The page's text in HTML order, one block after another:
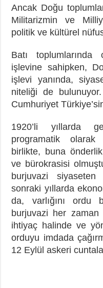
Ancak Doğu
Militarizmin ve
politik ve kültürel
Batı
işlevine sahipken,
işlevi yanında,
niteliği de
Cumhuriyet
1920’li yıllarda
programatik
birlikte, buna
ve bürokrasisi
burjuvazi siyaseten
sonraki yıllarda
da, varlığını ordu
burjuvazi her zaman
ihtiyaç halinde ve
orduyu imdada
12 Eylül askeri